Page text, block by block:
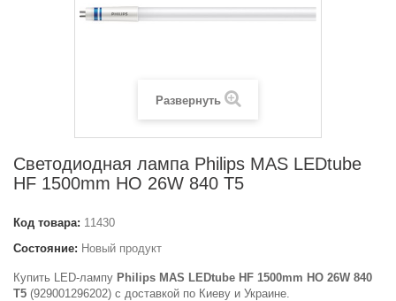
Развернуть
Светодиодная лампа Philips MAS LEDtube
HF 1500mm HO 26W 840 T5
Код товара: 11430
Состояние: Новый продукт
Купить LED-лампу Philips MAS LEDtube HF 1500mm HO 26W 840
T5 (929001296202) c доставкой по Киеву и Украине.